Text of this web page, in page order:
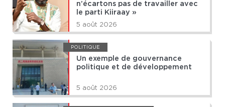
n’écartons pas de travailler avec
le parti Kiiraay »
5 août 2026
POLITIQUE
Un exemple de gouvernance
politique et de développement
5 août 2026